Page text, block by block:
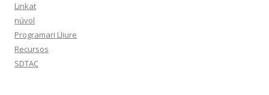
Linkat
núvol
Programari Lliure
Recursos
SDTAC